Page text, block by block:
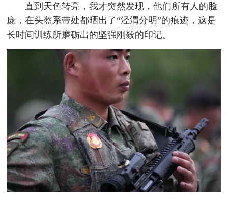
直到天色转亮，我才突然发现，他们所有人的脸
庞，在头盔系带处都晒出了“泾渭分明”的痕迹，这是
长时间训练所磨砺出的坚强刚毅的印记。